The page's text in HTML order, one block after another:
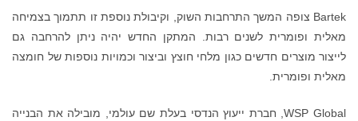
Bartek צופה המשך התרחבות השוק, וקיבולת נוספת זו תתמוך בצמיחה
מאלית ופומרית לשנים רבות. המתקן החדש יהיה ניתן להרחבה גם
לייצור מוצרים חדשים כגון מלחי חוצץ וביצור וכמויות נוספות של חומצה
מאלית ופומרית.
WSP Global, חברת ייעוץ הנדסי בעלת שם עולמי, מובילה את הבנייה